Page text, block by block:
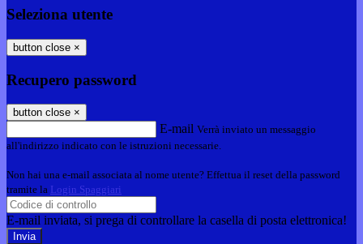
Seleziona utente
button close ×
Recupero password
button close ×
E-mail Verrà inviato un messaggio
all'indirizzo indicato con le istruzioni necessarie.
Non hai una e-mail associata al nome utente? Effettua il reset della password
tramite la Login Spaggiari
E-mail inviata, si prega di controllare la casella di posta elettronica!